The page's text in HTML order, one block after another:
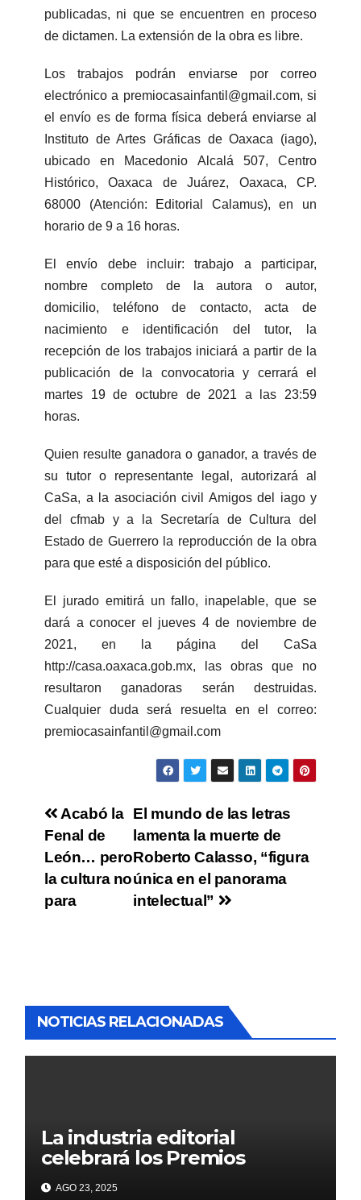
publicadas, ni que se encuentren en proceso
de dictamen. La extensión de la obra es libre.
Los trabajos podrán enviarse por correo
electrónico a premiocasainfantil@gmail.com, si
el envío es de forma física deberá enviarse al
Instituto de Artes Gráficas de Oaxaca (iago),
ubicado en Macedonio Alcalá 507, Centro
Histórico, Oaxaca de Juárez, Oaxaca, CP.
68000 (Atención: Editorial Calamus), en un
horario de 9 a 16 horas.
El envío debe incluir: trabajo a participar,
nombre completo de la autora o autor,
domicilio, teléfono de contacto, acta de
nacimiento e identificación del tutor, la
recepción de los trabajos iniciará a partir de la
publicación de la convocatoria y cerrará el
martes 19 de octubre de 2021 a las 23:59
horas.
Quien resulte ganadora o ganador, a través de
su tutor o representante legal, autorizará al
CaSa, a la asociación civil Amigos del iago y
del cfmab y a la Secretaría de Cultura del
Estado de Guerrero la reproducción de la obra
para que esté a disposición del público.
El jurado emitirá un fallo, inapelable, que se
dará a conocer el jueves 4 de noviembre de
2021, en la página del CaSa
http://casa.oaxaca.gob.mx, las obras que no
resultaron ganadoras serán destruidas.
Cualquier duda será resuelta en el correo:
premiocasainfantil@gmail.com
El mundo de las letras
lamenta la muerte de
Roberto Calasso, “figura
única en el panorama
intelectual”
Acabó la
Fenal de
León… pero
la cultura no
para
NOTICIAS RELACIONADAS
La industria editorial
celebrará los Premios
CANIEM 2025 el 12 de
AGO 23, 2025